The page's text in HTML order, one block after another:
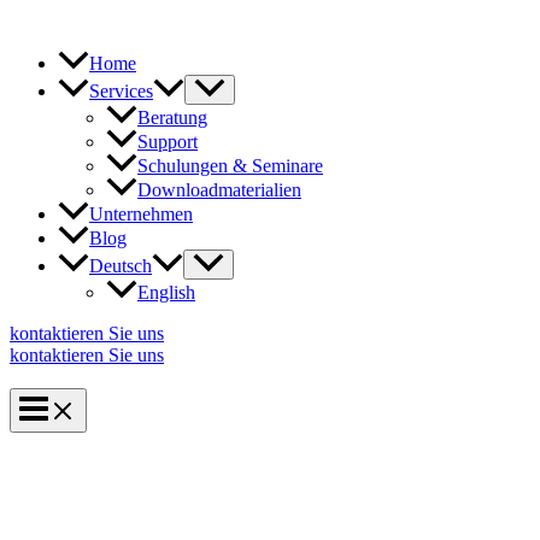
springen
Home
Services
Beratung
Support
Schulungen & Seminare
Downloadmaterialien
Unternehmen
Blog
Deutsch
English
kontaktieren Sie uns
kontaktieren Sie uns